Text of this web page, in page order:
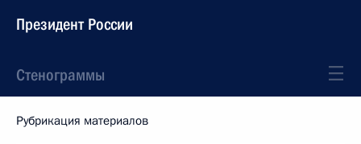
Президент России
Стенограммы
Рубрикация материалов